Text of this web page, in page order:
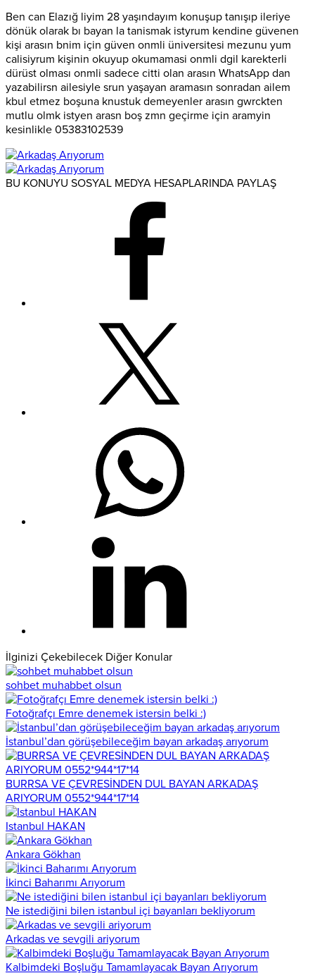
Ben can Elazığ liyim 28 yaşındayım konuşup tanışıp ileriye
dönük olarak bı bayan la tanismak istyrum kendine güvenen
kişi arasın bnim için güven onmli üniversitesi mezunu yum
calisiyrum kişinin okuyup okumamasi onmli dgil karekterli
dürüst olması onmli sadece citti olan arasın WhatsApp dan
yazabilirsn ailesiyle srun yaşayan aramasın sonradan ailem
kbul etmez boşuna knustuk demeyenler arasın gwrckten
mutlu olmk istyen arasn boş zmn geçirme için aramyin
kesinlikle 05383102539
BU KONUYU SOSYAL MEDYA HESAPLARINDA PAYLAŞ
İlginizi Çekebilecek Diğer Konular
sohbet muhabbet olsun
Fotoğrafçı Emre denemek istersin belki :)
İstanbul’dan görüşebileceğim bayan arkadaş arıyorum
BURRSA VE ÇEVRESİNDEN DUL BAYAN ARKADAŞ
ARIYORUM 0552*944*17*14
Istanbul HAKAN
Ankara Gökhan
İkinci Baharımı Arıyorum
Ne istediğini bilen istanbul içi bayanları bekliyorum
Arkadas ve sevgili ariyorum
Kalbimdeki Boşluğu Tamamlayacak Bayan Arıyorum